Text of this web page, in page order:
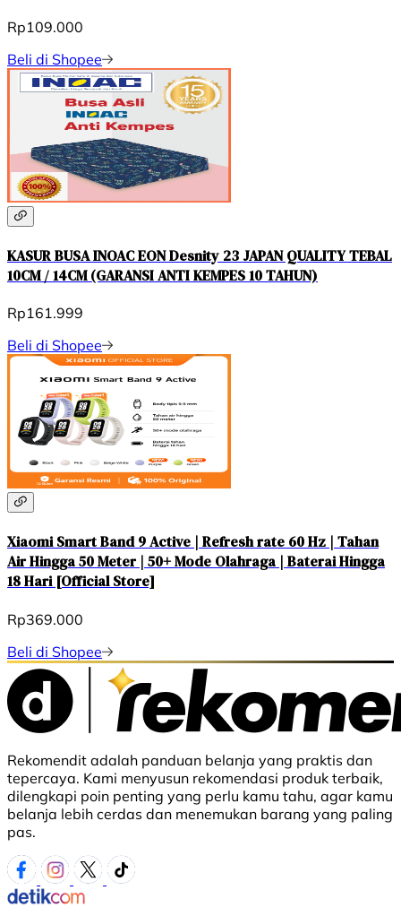
Rp109.000
Beli di Shopee
KASUR BUSA INOAC EON Desnity 23 JAPAN QUALITY TEBAL
10CM / 14CM (GARANSI ANTI KEMPES 10 TAHUN)
Rp161.999
Beli di Shopee
Xiaomi Smart Band 9 Active | Refresh rate 60 Hz | Tahan
Air Hingga 50 Meter | 50+ Mode Olahraga | Baterai Hingga
18 Hari [Official Store]
Rp369.000
Beli di Shopee
Rekomendit adalah panduan belanja yang praktis dan
tepercaya. Kami menyusun rekomendasi produk terbaik,
dilengkapi poin penting yang perlu kamu tahu, agar kamu
belanja lebih cerdas dan menemukan barang yang paling
pas.